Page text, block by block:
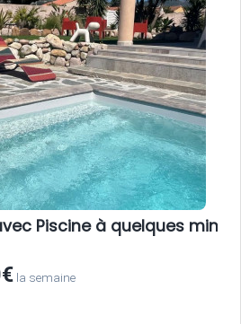
Piscine à quelques
la semaine